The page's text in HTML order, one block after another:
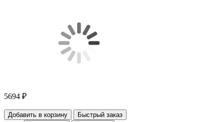
5694 ₽
Добавить в корзину
Быстрый заказ